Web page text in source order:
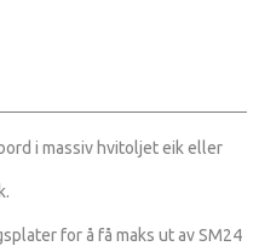
i massiv hvitoljet eik eller
for å få maks ut av SM24